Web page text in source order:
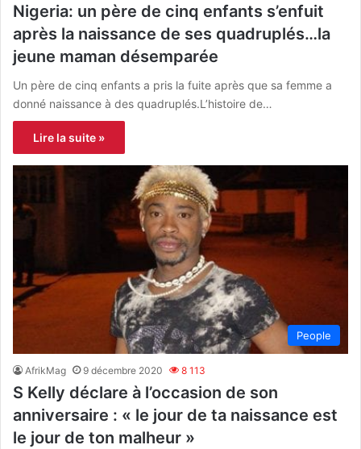
Nigeria: un père de cinq enfants s’enfuit
après la naissance de ses quadruplés…la
jeune maman désemparée
Un père de cinq enfants a pris la fuite après que sa femme a
donné naissance à des quadruplés.L’histoire de…
Lire la suite »
People
AfrikMag 9 décembre 2020 8 113
S Kelly déclare à l’occasion de son
anniversaire : « le jour de ta naissance est
le jour de ton malheur »